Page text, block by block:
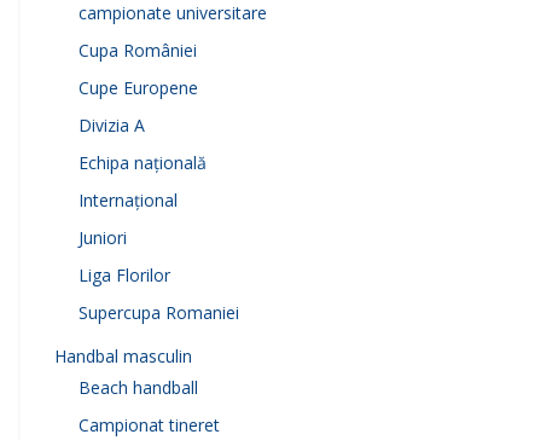
campionate universitare
Cupa României
Cupe Europene
Divizia A
Echipa națională
Internațional
Juniori
Liga Florilor
Supercupa Romaniei
Handbal masculin
Beach handball
Campionat tineret